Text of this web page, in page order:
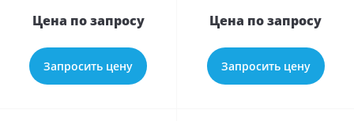
Цена по запросу
Запросить цену
Цена по запросу
Запросить цену